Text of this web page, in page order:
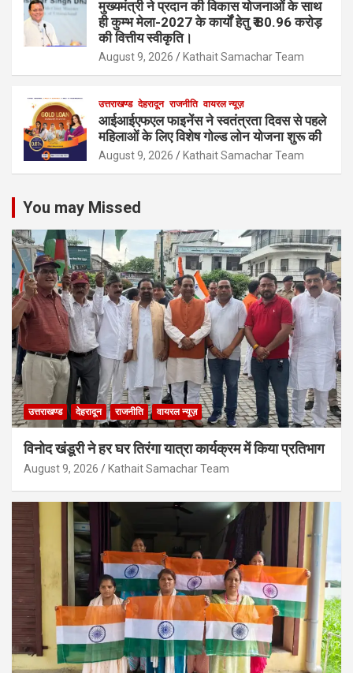
मुख्यमंत्री ने प्रदान की विकास योजनाओं के साथ
ही कुम्भ मेला-2027 के कार्यों हेतु ₹ 80.96 करोड़
की वित्तीय स्वीकृति।
August 9, 2026 Kathait Samachar Team
उत्तराखण्ड देहरादून राजनीति वायरल न्यूज़
आईआईएफएल फाइनेंस ने स्वतंत्रता दिवस से पहले
महिलाओं के लिए विशेष गोल्ड लोन योजना शुरू की
August 9, 2026 Kathait Samachar Team
You may Missed
उत्तराखण्ड देहरादून राजनीति वायरल न्यूज़
विनोद खंडूरी ने हर घर तिरंगा यात्रा कार्यक्रम में किया प्रतिभाग
August 9, 2026 Kathait Samachar Team